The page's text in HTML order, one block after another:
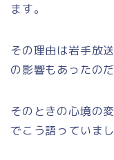
ます。
その理由は岩手放
の影響もあったのだ
そのときの心境の
でこう語っていまし